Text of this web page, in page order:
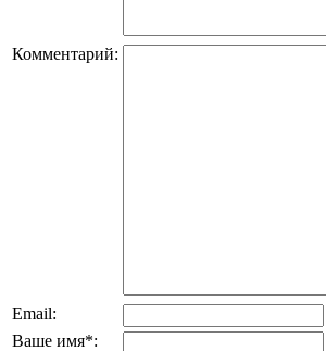
Комментарий:
Email:
Ваше имя*: